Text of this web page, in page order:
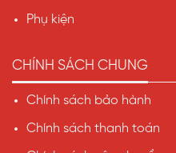
Phụ kiện
CHÍNH SÁCH CHUNG
Chính sách bảo hành
Chính sách thanh toán